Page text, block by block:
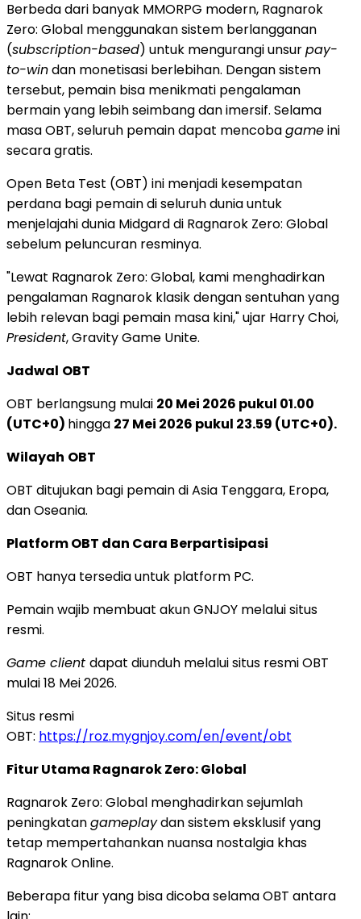
Berbeda dari banyak MMORPG modern, Ragnarok
Zero: Global menggunakan sistem berlangganan
(subscription-based) untuk mengurangi unsurpay-
to-windan monetisasi berlebihan. Dengan sistem
tersebut, pemain bisa menikmati pengalaman
bermain yang lebih seimbang dan imersif. Selama
masa OBT, seluruh pemain dapat mencobagameini
secara gratis.
Open Beta Test (OBT) ini menjadi kesempatan
perdana bagi pemain di seluruh dunia untuk
menjelajahi dunia Midgard di Ragnarok Zero: Global
sebelum peluncuran resminya.
"Lewat Ragnarok Zero: Global, kami menghadirkan
pengalaman Ragnarok klasik dengan sentuhan yang
lebih relevan bagi pemain masa kini," ujar Harry Choi,
President, Gravity Game Unite.
Jadwal OBT
OBT berlangsung mulai 20 Mei 2026 pukul 01.00
(UTC+0) hingga 27 Mei 2026 pukul 23.59 (UTC+0).
Wilayah OBT
OBT ditujukan bagi pemain di Asia Tenggara, Eropa,
dan Oseania.
Platform OBT dan Cara Berpartisipasi
OBT hanya tersedia untuk platform PC.
Pemain wajib membuat akun GNJOY melalui situs
resmi.
Game client dapat diunduh melalui situs resmi OBT
mulai 18 Mei 2026.
Situs resmi
OBT: https://roz.mygnjoy.com/en/event/obt
Fitur Utama Ragnarok Zero: Global
Ragnarok Zero: Global menghadirkan sejumlah
peningkatangameplaydan sistem eksklusif yang
tetap mempertahankan nuansa nostalgia khas
Ragnarok Online.
Beberapa fitur yang bisa dicoba selama OBT antara